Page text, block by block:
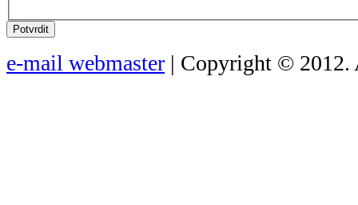
Potvrdit
e-mail webmaster | Copyright © 2012.